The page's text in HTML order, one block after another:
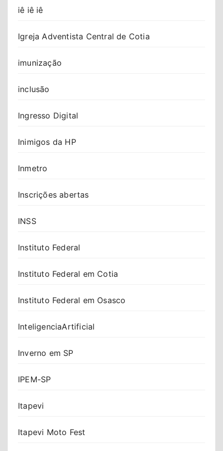
iê iê iê
Igreja Adventista Central de Cotia
imunização
inclusão
Ingresso Digital
Inimigos da HP
Inmetro
Inscrições abertas
INSS
Instituto Federal
Instituto Federal em Cotia
Instituto Federal em Osasco
InteligenciaArtificial
Inverno em SP
IPEM-SP
Itapevi
Itapevi Moto Fest